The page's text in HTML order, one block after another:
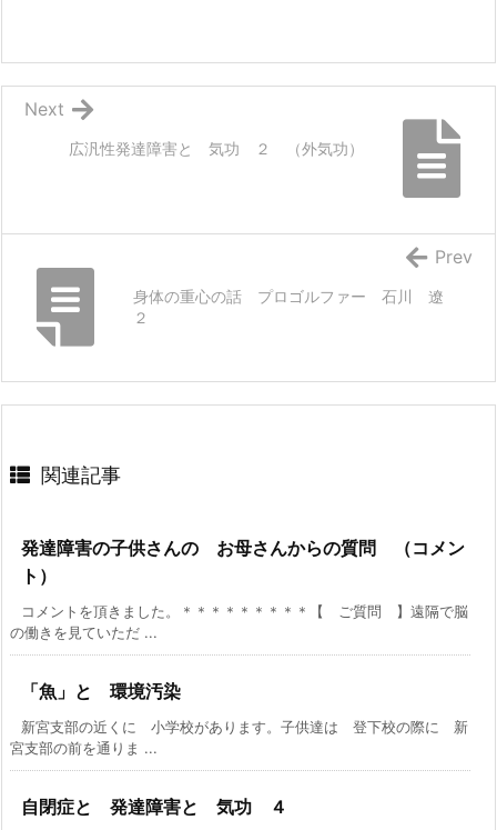
広汎性発達障害と 気功 ２ （外気功）
Next
身体の重心の話 プロゴルファー 石川 遼
２
Prev
関連記事
発達障害の子供さんの お母さんからの質問 （コメン
ト）
コメントを頂きました。＊＊＊＊＊＊＊＊＊【 ご質問 】遠隔で脳
の働きを見ていただ ...
「魚」と 環境汚染
新宮支部の近くに 小学校があります。子供達は 登下校の際に 新
宮支部の前を通りま ...
自閉症と 発達障害と 気功 ４